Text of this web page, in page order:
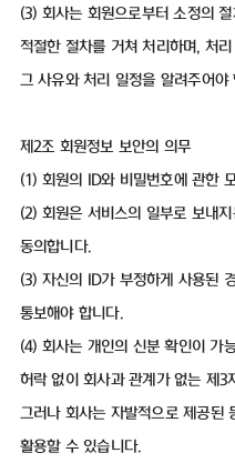
(3) 회사는 회원으로부터 소정의
적절한 절차를 거쳐 처리하며, 처
그 사유와 처리 일정을 알려주어야
제2조 회원정보 보안의 의무
(1) 회원의 ID와 비밀번호에 관한
(2) 회원은 서비스의 일부로 보내
동의합니다.
(3) 자신의 ID가 부정하게 사용된
통보해야 합니다.
(4) 회사는 개인의 신분 확인이 가
허락 없이 회사과 관계가 없는 제3
그러나 회사는 자발적으로 제공된
활용할 수 있습니다.